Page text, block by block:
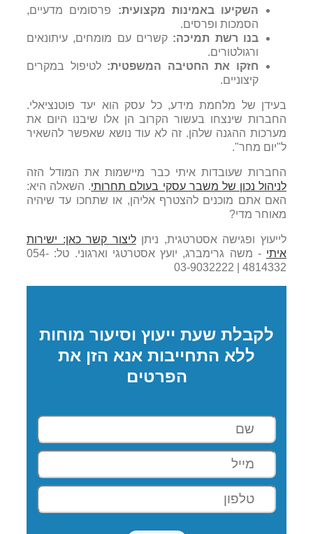
השקיעו באמינות מקצועית: פרסומים מדעיים,
הסמכות ופרסים.
בנו רשת תמיכה: קשרים עם מומחים, עיתונאים
ורגולטורים.
חזקו את החטיבה המשפטית: לטיפול במקרים
קיצוניים.
בעידן של מלחמת מידע, כל עסק הוא יעד פוטנציאלי.
החברות שינצחו בעשור הקרוב הן אלו שיבנו היום את
מערכות ההגנה שלהן. זה לא עוד נושא שאפשר להשאיר
ל"יום מחר".
החברות שעובדות איתי כבר מיישמות את המודל הזה
לניהול נכון של משבר עסקי בעולם תחרותי. השאלה היא:
האם אתם מוכנים להצטרף אליהן, או שתחכו עד שיהיה
מאוחר מדי?
לייעוץ ופגישה אסטרטגית, ניתןליצור קשר כאן: ישירות
איתי
- משה גרימברג, יועץ אסטרטגי וארגוני. טל: 054-
4814332 | 03-9032222
לקבלת שעת ייעוץ וסיעור מוחות
ללא התחייבות אנא הזן את
הפרטים